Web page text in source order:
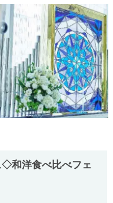
◇和洋食べ比べフェ